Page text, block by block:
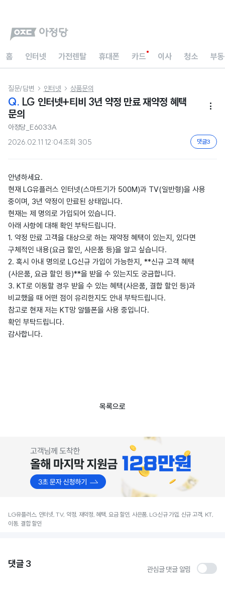
홈 인터넷 가전렌탈 휴대폰 카드 이사 청소 부
질문/답변  인터넷  상품문의
Q. LG 인터넷+티비 3년 약정 만료 재약정 혜택
문의

아정당_E6033A
2026.02.11 12:04조회 305 댓글3
안녕하세요.
현재 LG유플러스 인터넷(스마트기가 500M)과 TV(일반형)을 사용
중이며, 3년 약정이 만료된 상태입니다.
현재는 제 명의로 가입되어 있습니다.
아래 사항에 대해 확인 부탁드립니다.
1. 약정 만료 고객을 대상으로 하는 재약정 혜택이 있는지, 있다면
구체적인 내용(요금 할인, 사은품 등)을 알고 싶습니다.
2. 혹시 아내 명의로 LG신규 가입이 가능한지, **신규 고객 혜택
(사은품, 요금 할인 등)**을 받을 수 있는지도 궁금합니다.
3. KT로 이동할 경우 받을 수 있는 혜택(사은품, 결합 할인 등)과
비교했을 때 어떤 점이 유리한지도 안내 부탁드립니다.
참고로 현재 저는 KT망 알뜰폰을 사용 중입니다.
확인 부탁드립니다.
감사합니다.
목록으로
LG유플러스, 인터넷, TV, 약정, 재약정, 혜택, 요금 할인, 사은품, LG신규 가입, 신규 고객, KT,
이동, 결합 할인
댓글 3 관심글 댓글 알림